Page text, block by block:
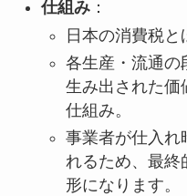
仕組み：
日本の消費税と
各生産・流通の
生み出された価
仕組み。
事業者が仕入れ
れるため、最終
形になります。